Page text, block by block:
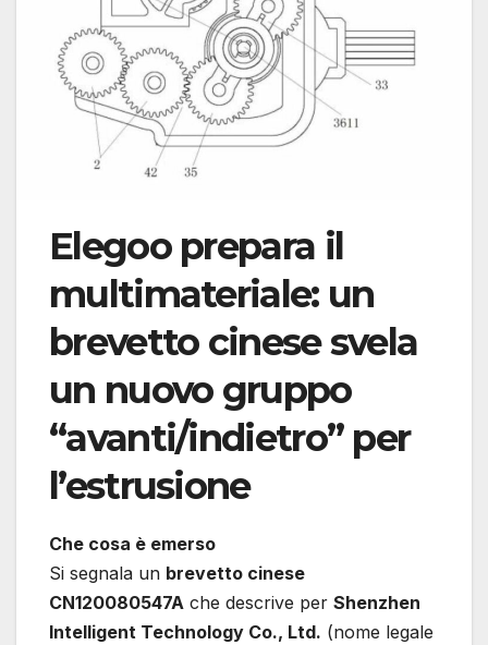
Elegoo prepara il
multimateriale: un
brevetto cinese svela
un nuovo gruppo
“avanti/indietro” per
l’estrusione
Che cosa è emerso
Si segnala un brevetto cinese
CN120080547A che descrive per Shenzhen
Intelligent Technology Co., Ltd. (nome legale